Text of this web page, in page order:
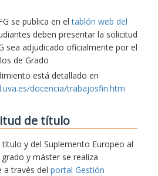
se publica en eltablón web del
deben presentar la solicitud
sea adjudicado oficialmente por el
de Grado
está detallado en
docencia/trabajosfin.htm
de título
y del Suplemento Europeo al
y máster se realiza
a través del portal Gestión